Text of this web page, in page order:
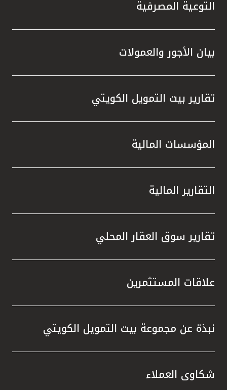
التوعية المصرفية
بيان الأجور والعمولات
تقارير بيت التمويل الكويتي
المؤسسات المالية
التقارير المالية
تقارير سوق العقار المحلي
علاقات المستثمرين
نبذة عن مجموعة بيت التمويل الكويتي
شكاوى العملاء